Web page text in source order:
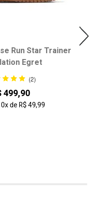
Run Star Trainer
Egret
(2)
499,90
deR$ 49,99